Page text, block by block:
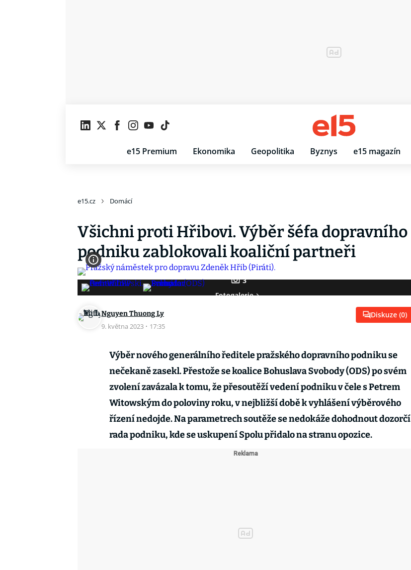
e15 Premium Ekonomika Geopolitika Byznys e15 magazín
e15.cz Domácí
Všichni proti Hřibovi. Výběr šéfa dopravního
podniku zablokovali koaliční partneři
3
Fotogalerie
Nguyen Thuong Ly
9. května 2023 · 17:35
Diskuze (0)
Výběr nového generálního ředitele pražského dopravního podniku se
nečekaně zasekl. Přestože se koalice Bohuslava Svobody (ODS) po svém
zvolení zavázala k tomu, že přesoutěží vedení podniku v čele s Petrem
Witowským do poloviny roku, v nejbližší době k vyhlášení výběrového
řízení nedojde. Na parametrech soutěže se nedokáže dohodnout dozorčí
rada podniku, kde se uskupení Spolu přidalo na stranu opozice.